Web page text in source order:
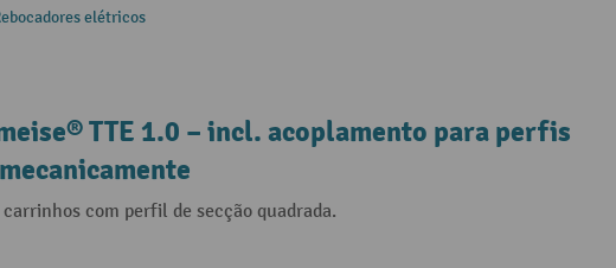
elétricos
TTE 1.0 – incl. acoplamento para perfis
com perfil de secção quadrada.